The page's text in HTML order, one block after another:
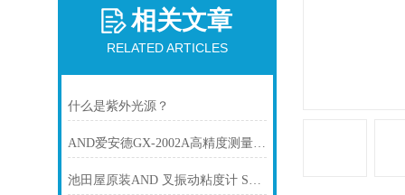
相关文章
RELATED ARTICLES
什么是紫外光源？
AND爱安德GX-2002A高精度测量砝码天平
池田屋原装AND 叉振动粘度计 SV-10产品介绍技术参数